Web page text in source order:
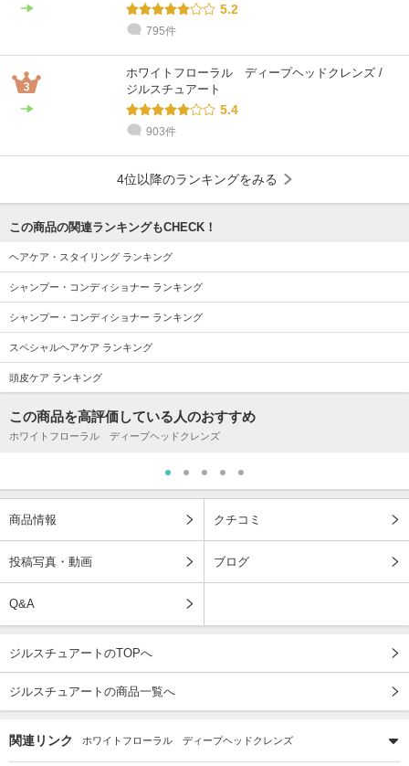
5.2
795件
ホワイトフローラル ディープヘッドクレンズ /
ジルスチュアート
5.4
903件
4位以降のランキングをみる
この商品の関連ランキングもCHECK！
ヘアケア・スタイリング ランキング
シャンプー・コンディショナー ランキング
シャンプー・コンディショナー ランキング
スペシャルヘアケア ランキング
頭皮ケア ランキング
この商品を高評価している人のおすすめ
ホワイトフローラル ディープヘッドクレンズ
商品情報 クチコミ
投稿写真・動画 ブログ
Q&A
ジルスチュアートのTOPへ
ジルスチュアートの商品一覧へ
関連リンク ホワイトフローラル ディープヘッドクレンズ